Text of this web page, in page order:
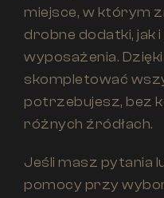
miejsce, w którym
drobne dodatki, jak
wyposażenia.
skompletować
potrzebujesz, bez
różnych źródłach.
Jeśli masz pytania
pomocy przy